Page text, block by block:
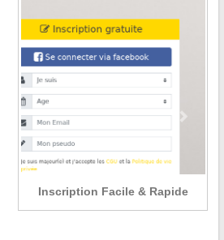
Inscription Facile & Rapide